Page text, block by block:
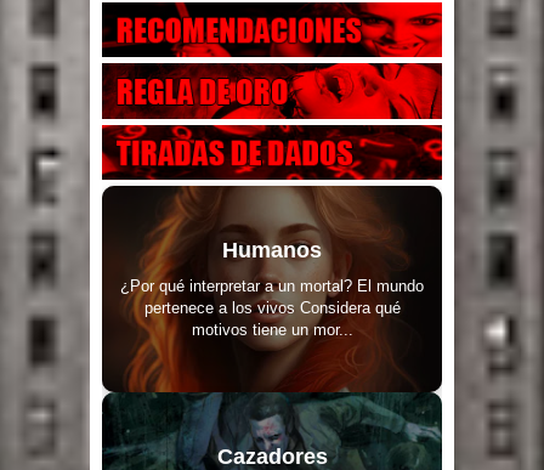
Humanos
¿Por qué interpretar a un mortal? El mundo
pertenece a los vivos Considera qué
motivos tiene un mor...
Cazadores